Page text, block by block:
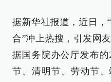
据新华社报道，近日，
合”冲上热搜，引发网
据国务院办公厅发布
节、清明节、劳动节